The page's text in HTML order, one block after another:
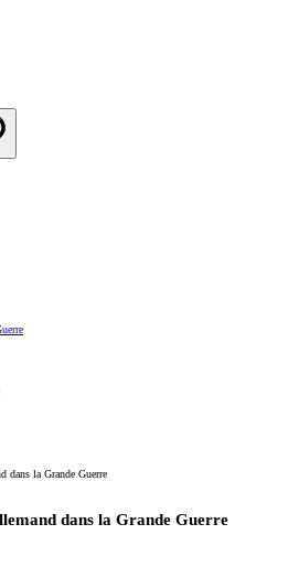
dans la Grande Guerre
dans la Grande Guerre